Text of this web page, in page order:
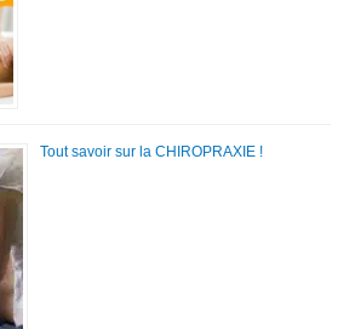
Tout savoir sur la CHIROPRAXIE !